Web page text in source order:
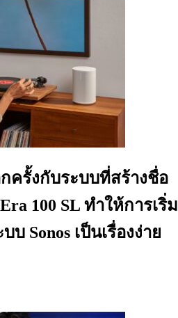
กครั้งกับระบบที่สร้างชื่อ
100 SL ทำให้การเริ่ม
Sonos เป็นเรื่องง่าย